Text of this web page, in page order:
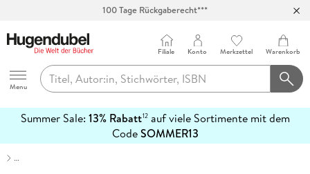
100 Tage Rückgaberecht***
Hugendubel
Menu
Filiale Konto Merkzettel Warenkorb
Summer Sale: 13% Rabatt12auf viele Sortimente mit dem
CodeSOMMER13
erfahren
…